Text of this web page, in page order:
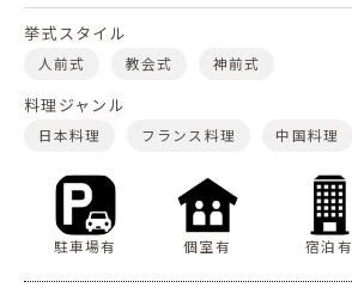
挙式スタイル
人前式 教会式 神前式
料理ジャンル
日本料理 フランス料理 中国料理
駐車場有 個室有 宿泊有